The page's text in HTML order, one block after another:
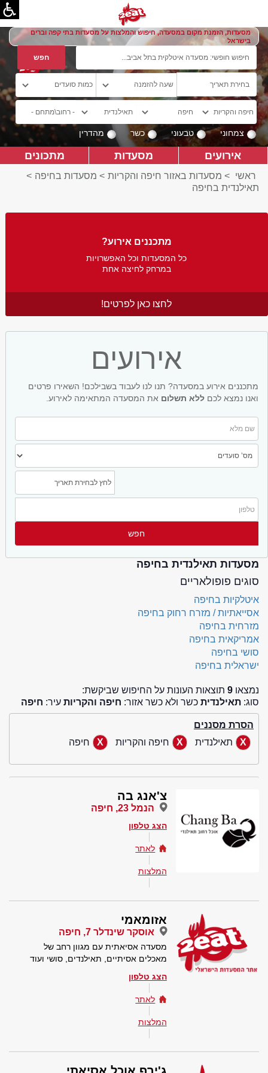
מסעדות, הזמנת מקום במסעדה, חיפוש והמלצות על מסעדות בתי קפה וברים
בישראל
צמחוני טבעוני כשר מהדרין
אירועים מסעדות מתכונים
ראשי > מסעדות באזור חיפה והקריות > מסעדות בחיפה >
תאילנדית בחיפה
מתכננים אירוע?
כל המסעדות וכל האפשרויות
במרחק לחיצה אחת
לחצו כאן לפרטים!
אירועים
מתכננים אירוע במסעדה? תנו לנו לעבוד בשבילכם! השאירו פרטים
ואנו נמצא לכם ללא תשלום את המסעדה המתאימה לאירוע.
מסעדות תאילנדית בחיפה
סוגים פופולאריים
איטלקיות בחיפה
אסייאתיות / מזרח רחוק בחיפה
מזרחית בחיפה
אמריקאית בחיפה
סושי בחיפה
ישראלית בחיפה
נמצאו 9 תוצאות העונות על החיפוש שביקשת:
סוג: תאילנדית כשר ולא כשר אזור: חיפה והקריות עיר: חיפה
הסרת מסננים
תאילנדית
חיפה והקריות חיפה
צ'אנג בה
הנמל 23, חיפה
הצג טלפון
לאתר
המלצות
אזומאמי
אוסקר שינדלר 7, חיפה
מסעדה אסיאתית עם מגוון רחב של
מאכלים אסיתיים, תאילנדים, סושי ועוד
הצג טלפון
לאתר
המלצות